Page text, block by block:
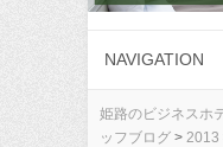
姫路のビジネスホ
ッフブログ > 2013